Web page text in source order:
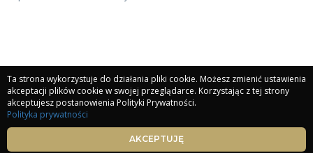
Strona główna
Copyright © 2023 by Stankowscy Academy.
Ta strona wykorzystuje do działania pliki cookie. Możesz zmienić ustawienia
akceptacji plików cookie w swojej przeglądarce. Korzystając z tej strony
akceptujesz postanowienia Polityki Prywatności.
Polityka prywatności
AKCEPTUJĘ